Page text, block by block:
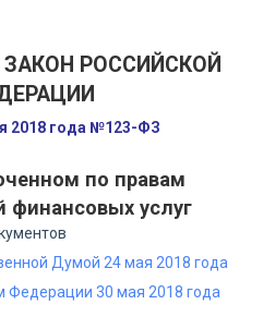
РОССИЙСКОЙ
2018 года №123-ФЗ
по правам
финансовых услуг
Думой 24 мая 2018 года
Федерации 30 мая 2018 года